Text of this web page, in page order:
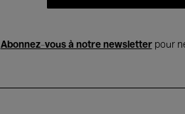
Abonnez-vous à notre newsletterpour